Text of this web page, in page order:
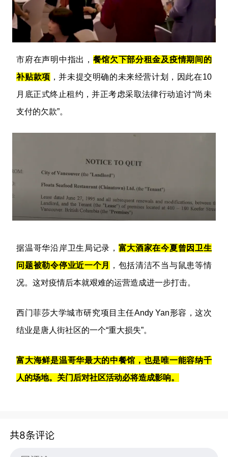
市府在声明中指出， 餐馆欠下部分租金及疫情期间的
补贴款项 ，并未提交明确的未来经营计划，因此在10
月底正式终止租约，并正考虑采取法律行动追讨“尚未
支付的欠款”。
据温哥华沿岸卫生局记录， 富大酒家在今夏曾因卫生
问题被勒令停业近一个月
，包括清洁不当与鼠患等情
况。这对疫情后本就艰难的运营造成进一步打击。
西门菲莎大学城市研究项目主任Andy Yan形容，这次
结业是唐人街社区的一个“重大损失”。
富大海鲜是温哥华最大的中餐馆，也是唯一能容纳千
人的场地。关门后对社区活动必将造成影响。
共8条评论